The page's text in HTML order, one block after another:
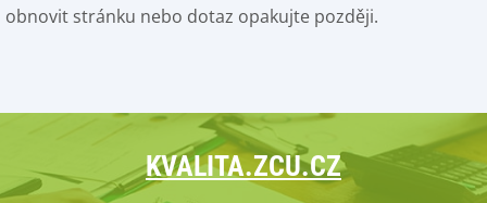
obnovit stránku nebo dotaz opakujte později.
KVALITA.ZCU.CZ